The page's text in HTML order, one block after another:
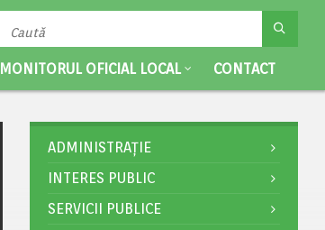
MONITORUL OFICIAL LOCAL CONTACT
ADMINISTRAȚIE
INTERES PUBLIC
SERVICII PUBLICE